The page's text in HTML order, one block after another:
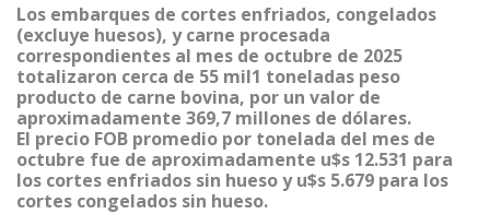
Los embarques de cortes enfriados, congelados
(excluye huesos), y carne procesada
correspondientes al mes de octubre de 2025
totalizaron cerca de 55 mil1 toneladas peso
producto de carne bovina, por un valor de
aproximadamente 369,7 millones de dólares.
El precio FOB promedio por tonelada del mes de
octubre fue de aproximadamente u$s 12.531 para
los cortes enfriados sin hueso y u$s 5.679 para los
cortes congelados sin hueso.